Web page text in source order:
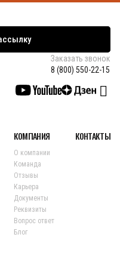
Заказать звонок
8 (800) 550-22-15
КОМПАНИЯ
О компании
Команда
Отзывы
Карьера
Документы
Реквизиты
Вопрос ответ
Блог
КОНТАКТЫ